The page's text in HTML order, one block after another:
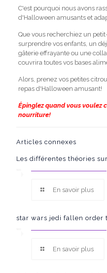
C'est pourquoi nous avons
d'Halloween amusants et
Que vous recherchiez un
surprendre vos enfants, un
gâterie effrayante ou une
couvrira toutes vos bases
Alors, prenez vos petites
repas d'Halloween amusant!
Épinglez quand vous voulez
nourriture!
Articles connexes
Les différentes théories
En savoir plus
star wars jedi fallen order
En savoir plus